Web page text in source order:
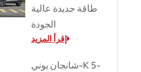
طاقة جديدة عالية
الجودة
إقرأ المزيد
شانجان يوني-K 5-